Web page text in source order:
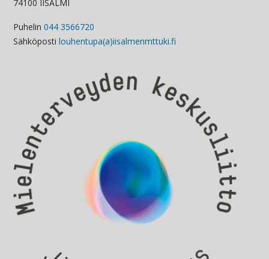
74100 IISALMI
Puhelin 044 3566720
Sähköposti louhentupa(a)iisalmenmttuki.fi